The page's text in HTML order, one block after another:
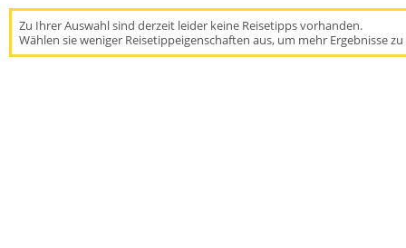
Zu Ihrer Auswahl sind derzeit leider keine Reisetipps vorhanden.
Wählen sie weniger Reisetippeigenschaften aus, um mehr Ergebnisse